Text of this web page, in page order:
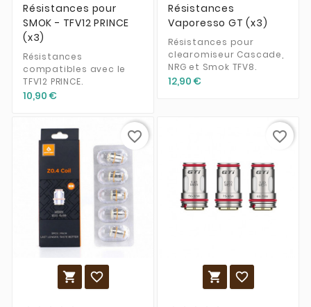
Résistances pour
SMOK - TFV12 PRINCE
(x3)
Résistances
compatibles avec le
TFV12 PRINCE.
10,90 €
Résistances
Vaporesso GT (x3)
Résistances pour
clearomiseur Cascade,
NRG et Smok TFV8.
12,90 €
 
favorite_border
 
favorite_border